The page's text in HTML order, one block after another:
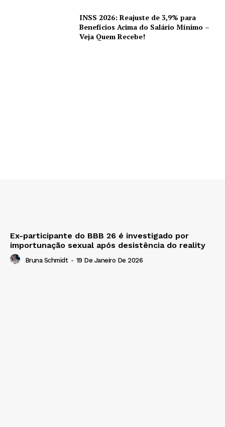
INSS 2026: Reajuste de 3,9% para
Benefícios Acima do Salário Mínimo –
Veja Quem Recebe!
Ex-participante do BBB 26 é investigado por
importunação sexual após desistência do reality
Bruna Schmidt - 19 De Janeiro De 2026